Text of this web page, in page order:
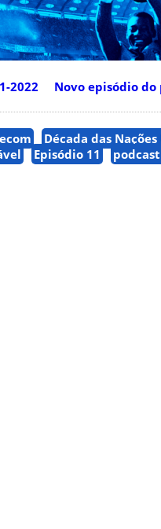
2022 Novo episódio do
Década das
Episódio 11 podcast